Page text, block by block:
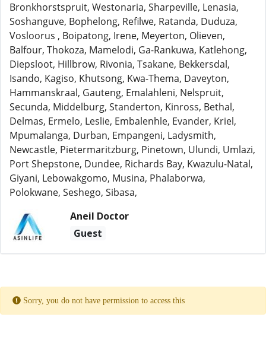
Bronkhorstspruit, Westonaria, Sharpeville, Lenasia,
Soshanguve, Bophelong, Refilwe, Ratanda, Duduza,
Vosloorus , Boipatong, Irene, Meyerton, Olieven,
Balfour, Thokoza, Mamelodi, Ga-Rankuwa, Katlehong,
Diepsloot, Hillbrow, Rivonia, Tsakane, Bekkersdal,
Isando, Kagiso, Khutsong, Kwa-Thema, Daveyton,
Hammanskraal, Gauteng, Emalahleni, Nelspruit,
Secunda, Middelburg, Standerton, Kinross, Bethal,
Delmas, Ermelo, Leslie, Embalenhle, Evander, Kriel,
Mpumalanga, Durban, Empangeni, Ladysmith,
Newcastle, Pietermaritzburg, Pinetown, Ulundi, Umlazi,
Port Shepstone, Dundee, Richards Bay, Kwazulu-Natal,
Giyani, Lebowakgomo, Musina, Phalaborwa,
Polokwane, Seshego, Sibasa,
Aneil Doctor
Guest
Sorry, you do not have permission to access this